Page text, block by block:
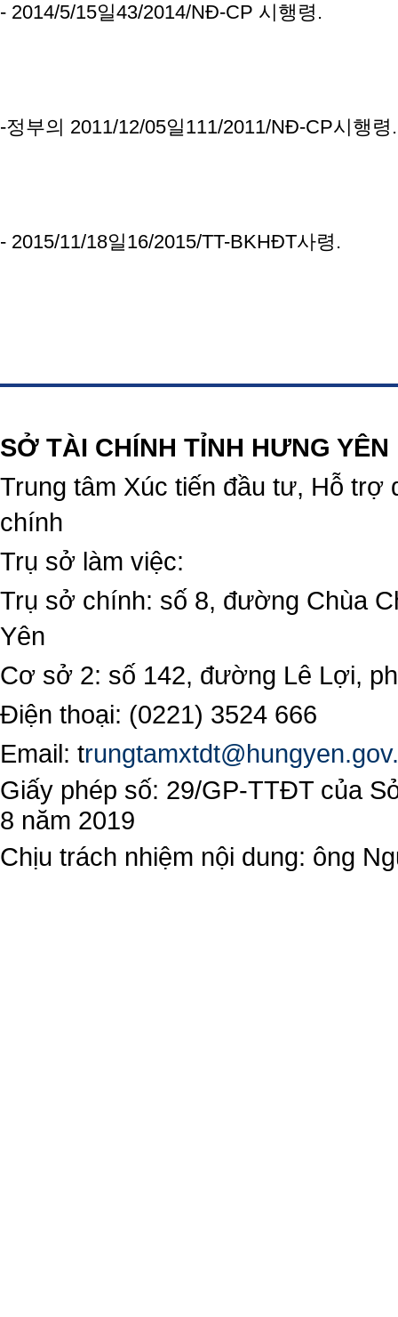
- 2014/5/15일43/2014/NĐ-CP 시행령.
-정부의 2011/12/05일111/2011/NĐ-CP시행령.
- 2015/11/18일16/2015/TT-BKHĐT사령.
SỞ TÀI CHÍNH TỈNH HƯNG YÊN
Trung tâm Xúc tiến đầu tư, Hỗ trợ
chính
Trụ sở làm việc:
Trụ sở chính: số 8, đường Chùa
Yên
Cơ sở 2: số 142, đường Lê Lợi,
Điện thoại: (0221) 3524 666
Email: t
Giấy phép số: 29/GP-TTĐT của
8 năm 2019
Chịu trách nhiệm nội dung: ông